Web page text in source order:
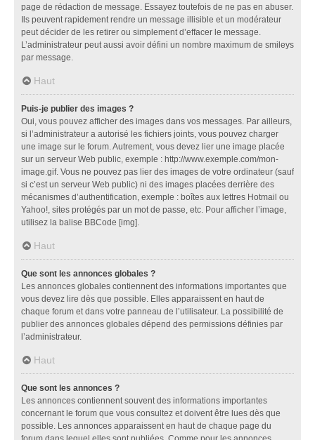
page de rédaction de message. Essayez toutefois de ne pas en abuser.
Ils peuvent rapidement rendre un message illisible et un modérateur
peut décider de les retirer ou simplement d’effacer le message.
L’administrateur peut aussi avoir défini un nombre maximum de smileys
par message.
Haut
Puis-je publier des images ?
Oui, vous pouvez afficher des images dans vos messages. Par ailleurs,
si l’administrateur a autorisé les fichiers joints, vous pouvez charger
une image sur le forum. Autrement, vous devez lier une image placée
sur un serveur Web public, exemple : http://www.exemple.com/mon-
image.gif. Vous ne pouvez pas lier des images de votre ordinateur (sauf
si c’est un serveur Web public) ni des images placées derrière des
mécanismes d’authentification, exemple : boîtes aux lettres Hotmail ou
Yahoo!, sites protégés par un mot de passe, etc. Pour afficher l’image,
utilisez la balise BBCode [img].
Haut
Que sont les annonces globales ?
Les annonces globales contiennent des informations importantes que
vous devez lire dès que possible. Elles apparaissent en haut de
chaque forum et dans votre panneau de l’utilisateur. La possibilité de
publier des annonces globales dépend des permissions définies par
l’administrateur.
Haut
Que sont les annonces ?
Les annonces contiennent souvent des informations importantes
concernant le forum que vous consultez et doivent être lues dès que
possible. Les annonces apparaissent en haut de chaque page du